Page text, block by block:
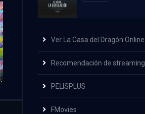
Ver La Casa del Dragón Online
Recomendación de streaming
PELISPLUS
FMovies